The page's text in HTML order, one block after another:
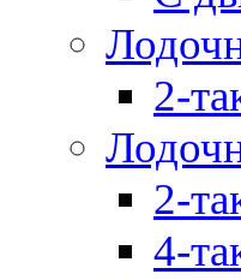
2-
2-
4-